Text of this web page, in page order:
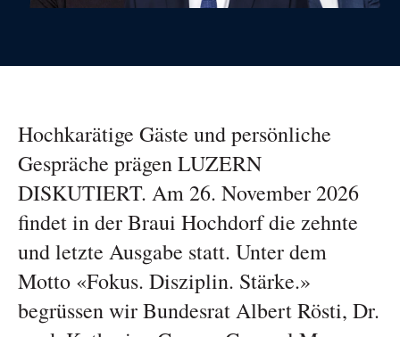
Hochkarätige Gäste und persönliche
Gespräche prägen LUZERN
DISKUTIERT. Am 26. November 2026
findet in der Braui Hochdorf die zehnte
und letzte Ausgabe statt. Unter dem
Motto «Fokus. Disziplin. Stärke.»
begrüssen wir Bundesrat Albert Rösti, Dr.